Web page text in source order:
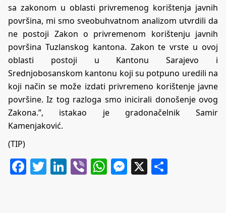
sa zakonom u oblasti privremenog korištenja javnih
površina, mi smo sveobuhvatnom analizom utvrdili da
ne postoji Zakon o privremenom korištenju javnih
površina Tuzlanskog kantona. Zakon te vrste u ovoj
oblasti postoji u Kantonu Sarajevo i
Srednjobosanskom kantonu koji su potpuno uredili na
koji način se može izdati privremeno korištenje javne
površine. Iz tog razloga smo inicirali donošenje ovog
Zakona.”, istakao je gradonačelnik Samir
Kamenjaković.
(TIP)
Facebook
Twitter
LinkedIn
ViberWhatsApp
Messenger
X